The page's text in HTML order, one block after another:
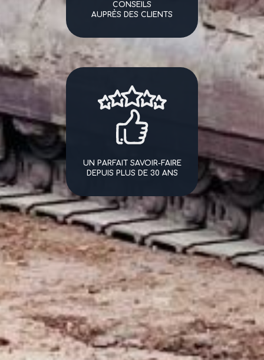
CONSEILS
AUPRÈS DES CLIENTS
UN PARFAIT SAVOIR-FAIRE
DEPUIS PLUS DE 30 ANS